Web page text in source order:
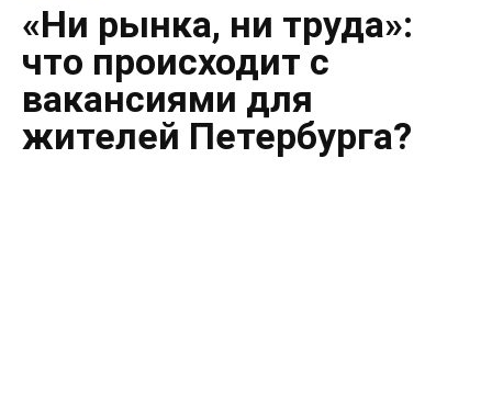
«Ни рынка, ни труда»:
что происходит с
вакансиями для
жителей Петербурга?